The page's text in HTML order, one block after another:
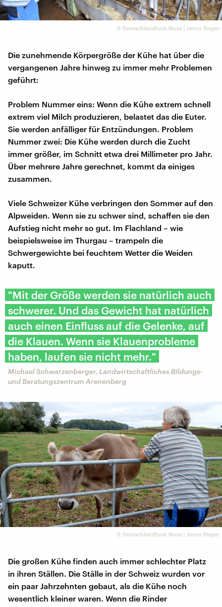
© Deutschlandfunk Nova | Jenny Rieger
Die zunehmende Körpergröße der Kühe hat über die
vergangenen Jahre hinweg zu immer mehr Problemen
geführt:
Problem Nummer eins: Wenn die Kühe extrem schnell
extrem viel Milch produzieren, belastet das die Euter.
Sie werden anfälliger für Entzündungen. Problem
Nummer zwei: Die Kühe werden durch die Zucht
immer größer, im Schnitt etwa drei Millimeter pro Jahr.
Über mehrere Jahre gerechnet, kommt da einiges
zusammen.
Viele Schweizer Kühe verbringen den Sommer auf den
Alpweiden. Wenn sie zu schwer sind, schaffen sie den
Aufstieg nicht mehr so gut. Im Flachland – wie
beispielsweise im Thurgau – trampeln die
Schwergewichte bei feuchtem Wetter die Weiden
kaputt.
"Mit der Größe werden sie natürlich auch
schwerer. Und das Gewicht hat natürlich
auch einen Einfluss auf die Gelenke, auf
die Klauen. Wenn sie Klauenprobleme
haben, laufen sie nicht mehr."
Michael Schwarzenberger, Landwirtschaftliches Bildungs-
und Beratungszentrum Arenenberg
© Deutschlandfunk Nova | Jenny Rieger
Die großen Kühe finden auch immer schlechter Platz
in ihren Ställen. Die Ställe in der Schweiz wurden vor
ein paar Jahrzehnten gebaut, als die Kühe noch
wesentlich kleiner waren. Wenn die Rinder